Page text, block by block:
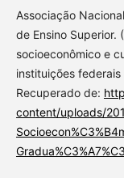
Associação
de Ensino Superior.
socioeconômico e
instituições
Recuperado de:
content/uploads/